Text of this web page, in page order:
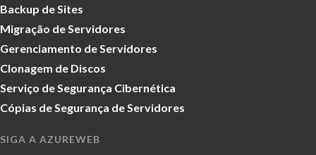
Backup de Sites
Migração de Servidores
Gerenciamento de Servidores
Clonagem de Discos
Serviço de Segurança Cibernética
Cópias de Segurança de Servidores
SIGA A AZUREWEB